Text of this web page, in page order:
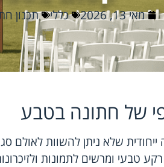
מאי 13, 2026 כללי תכנון
של חתונה בטבע
שלא ניתן להשוות לאולם
טבעי ומרשים לתמונות